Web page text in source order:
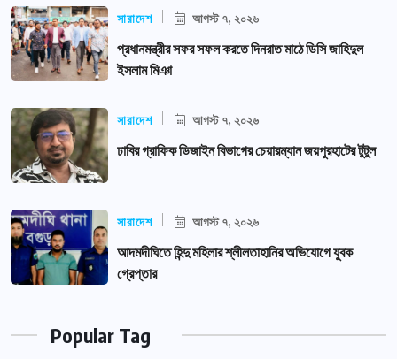
সারাদেশ আগস্ট ৭, ২০২৬
প্রধানমন্ত্রীর সফর সফল করতে দিনরাত মাঠে ডিসি জাহিদুল
ইসলাম মিঞা
সারাদেশ আগস্ট ৭, ২০২৬
ঢাবির গ্রাফিক ডিজাইন বিভাগের চেয়ারম্যান জয়পুরহাটের টুটুল
সারাদেশ আগস্ট ৭, ২০২৬
আদমদীঘিতে হিন্দু মহিলার শ্লীলতাহানির অভিযোগে যুবক
গ্রেপ্তার
Popular Tag